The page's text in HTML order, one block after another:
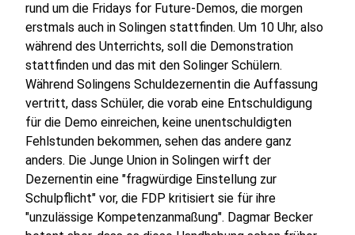
rund um die Fridays for Future-Demos, die morgen
erstmals auch in Solingen stattfinden. Um 10 Uhr, also
während des Unterrichts, soll die Demonstration
stattfinden und das mit den Solinger Schülern.
Während Solingens Schuldezernentin die Auffassung
vertritt, dass Schüler, die vorab eine Entschuldigung
für die Demo einreichen, keine unentschuldigten
Fehlstunden bekommen, sehen das andere ganz
anders. Die Junge Union in Solingen wirft der
Dezernentin eine "fragwürdige Einstellung zur
Schulpflicht" vor, die FDP kritisiert sie für ihre
"unzulässige Kompetenzanmaßung". Dagmar Becker